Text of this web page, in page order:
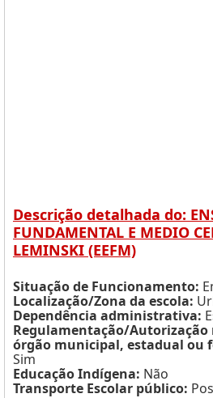
Descrição detalhada do:
FUNDAMENTAL E MEDIO
LEMINSKI (EEFM)
Situação de Funcionamento:
Localização/Zona da escola:
Dependência administrativa:
Regulamentação/Autorização
órgão municipal, estadual ou
Sim
Educação Indígena: Não
Transporte Escolar público: